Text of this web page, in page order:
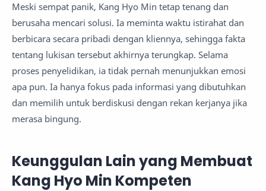
Meski sempat panik, Kang Hyo Min tetap tenang dan
berusaha mencari solusi. Ia meminta waktu istirahat dan
berbicara secara pribadi dengan kliennya, sehingga fakta
tentang lukisan tersebut akhirnya terungkap. Selama
proses penyelidikan, ia tidak pernah menunjukkan emosi
apa pun. Ia hanya fokus pada informasi yang dibutuhkan
dan memilih untuk berdiskusi dengan rekan kerjanya jika
merasa bingung.
Keunggulan Lain yang Membuat
Kang Hyo Min Kompeten